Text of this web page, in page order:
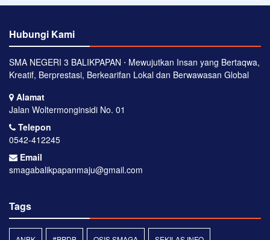
Hubungi Kami
SMA NEGERI 3 BALIKPAPAN ⋅ Mewujutkan Insan yang Bertaqwa,
Kreatif, Berprestasi, Berkearifan Lokal dan Berwawasan Global
Alamat
Jalan Woltermonginsidi No. 01
Telepon
0542-412245
Email
smagabalikpapanmaju@gmail.com
Tags